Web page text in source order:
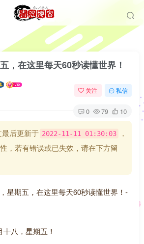
，在这里每天60秒读懂世界！
关注 私信
0 79 10
最后更新于 2022-11-11 01:30:03
，
，若有错误或已失效，请在下方留
八，星期五！